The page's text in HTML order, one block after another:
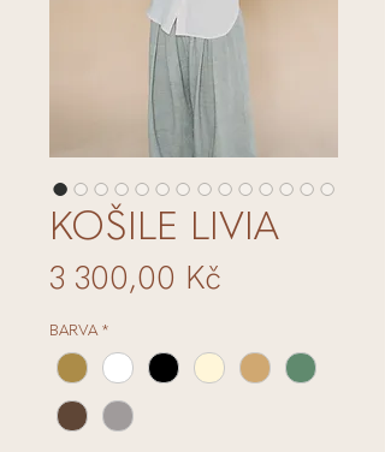
KOŠILE LIVIA
3 300,00 Kč
BARVA *